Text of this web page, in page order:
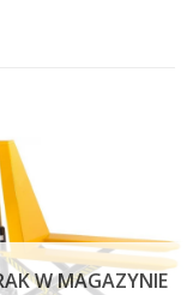
W MAGAZYNIE